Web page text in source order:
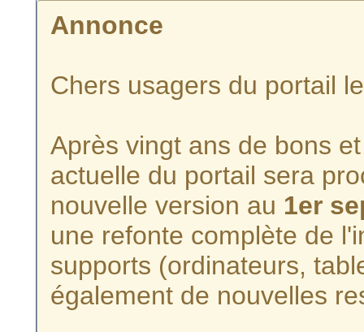
Annonce
Chers usagers du portail
Après vingt ans de bons
actuelle du portail sera
nouvelle version au 1er
une refonte complète de
supports (ordinateurs,
également de nouvelles